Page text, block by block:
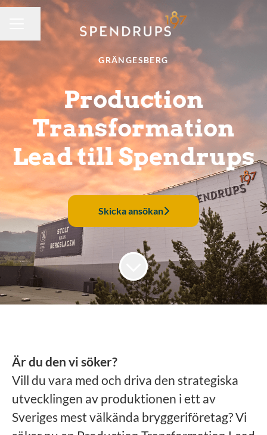
KARRIÄRMENY
Dela sidan
GRÄNGESBERG
Production
Transformation
Lead till Spendrups
Skicka ansökan
Är du den vi söker?
Vill du vara med och driva den strategiska
utvecklingen av produktionen i ett av
Sveriges mest välkända bryggeriföretag? Vi